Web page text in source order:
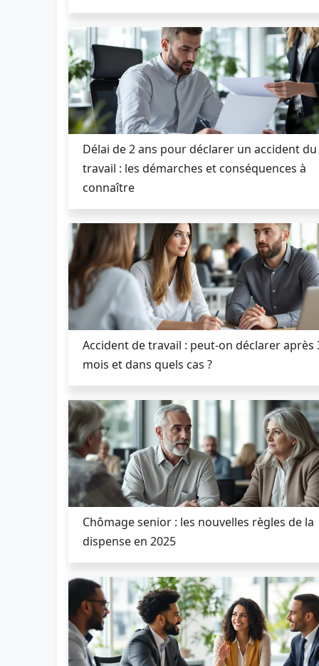
Délai de 2 ans pour déclarer un accident du
travail : les démarches et conséquences à
connaître
Accident de travail : peut-on déclarer après
mois et dans quels cas ?
Chômage senior : les nouvelles règles de la
dispense en 2025